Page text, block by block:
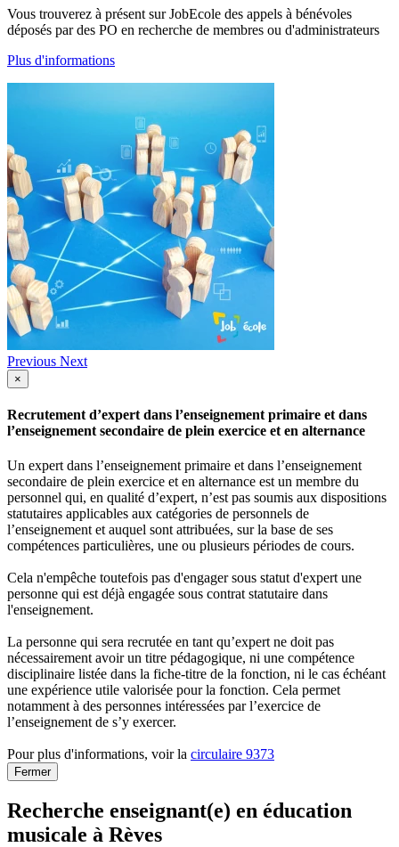
Vous trouverez à présent sur JobEcole des appels à bénévoles
déposés par des PO en recherche de membres ou d'administrateurs
Plus d'informations
Previous Next
×
Recrutement d’expert dans l’enseignement primaire et dans
l’enseignement secondaire de plein exercice et en alternance
Un expert dans l’enseignement primaire et dans l’enseignement
secondaire de plein exercice et en alternance est un membre du
personnel qui, en qualité d’expert, n’est pas soumis aux dispositions
statutaires applicables aux catégories de personnels de
l’enseignement et auquel sont attribuées, sur la base de ses
compétences particulières, une ou plusieurs périodes de cours.
Cela n'empêche toutefois pas d'engager sous statut d'expert une
personne qui est déjà engagée sous contrat statutaire dans
l'enseignement.
La personne qui sera recrutée en tant qu’expert ne doit pas
nécessairement avoir un titre pédagogique, ni une compétence
disciplinaire listée dans la fiche-titre de la fonction, ni le cas échéant
une expérience utile valorisée pour la fonction. Cela permet
notamment à des personnes intéressées par l’exercice de
l’enseignement de s’y exercer.
Pour plus d'informations, voir la circulaire 9373
Fermer
Recherche enseignant(e) en éducation
musicale à Rèves